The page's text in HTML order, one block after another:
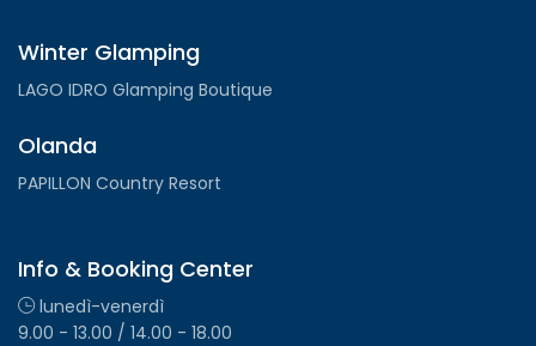
Winter Glamping
LAGO IDRO Glamping Boutique
Olanda
PAPILLON Country Resort
Info & Booking Center
lunedì-venerdì
9.00 - 13.00 / 14.00 - 18.00